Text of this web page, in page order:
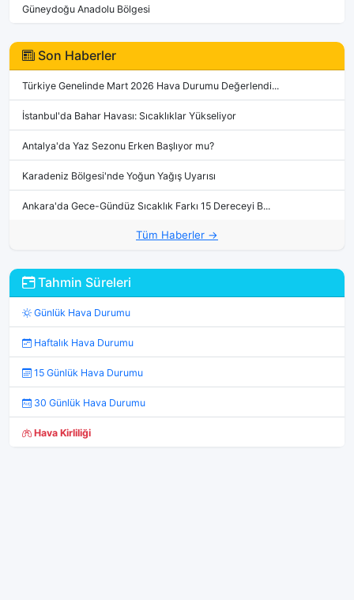
Güneydoğu Anadolu Bölgesi
Son Haberler
Türkiye Genelinde Mart 2026 Hava Durumu Değerlendi...
İstanbul'da Bahar Havası: Sıcaklıklar Yükseliyor
Antalya'da Yaz Sezonu Erken Başlıyor mu?
Karadeniz Bölgesi'nde Yoğun Yağış Uyarısı
Ankara'da Gece-Gündüz Sıcaklık Farkı 15 Dereceyi B...
Tüm Haberler →
Tahmin Süreleri
Günlük Hava Durumu
Haftalık Hava Durumu
15 Günlük Hava Durumu
30 Günlük Hava Durumu
Hava Kirliliği